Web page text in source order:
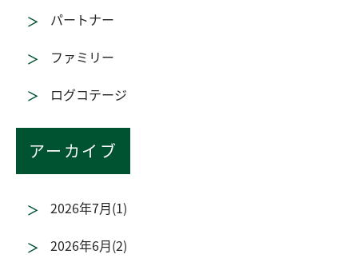
パートナー
ファミリー
ログコテージ
アーカイブ
2026年7月(1)
2026年6月(2)